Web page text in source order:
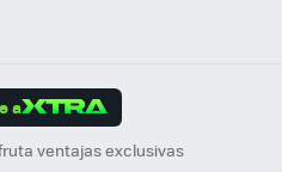
a
ventajas exclusivas